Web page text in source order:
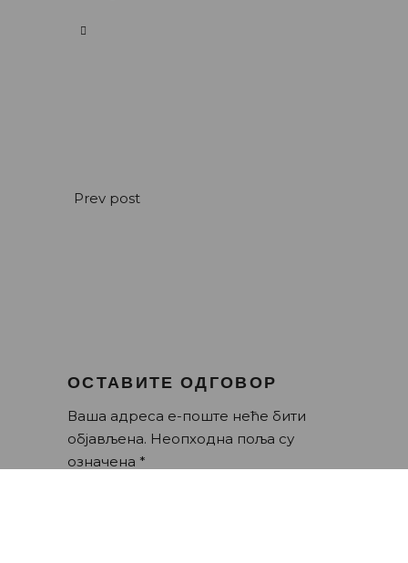
Prev post
ОСТАВИТЕ ОДГОВОР
Ваша адреса е-поште неће бити
објављена. Неопходна поља су
означена *